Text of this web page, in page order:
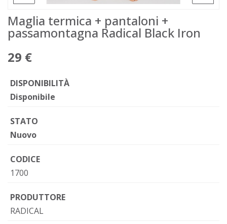
Maglia termica + pantaloni +
passamontagna Radical Black Iron
29 €
DISPONIBILITÀ
Disponibile
STATO
Nuovo
CODICE
1700
PRODUTTORE
RADICAL